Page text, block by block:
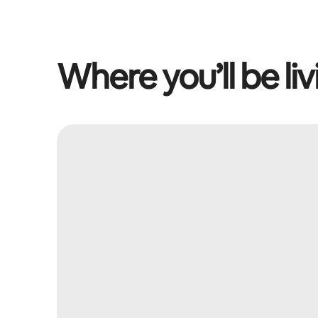
Where you’ll be